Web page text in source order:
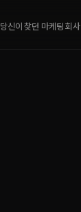
당신이 찾던 마케팅 회사